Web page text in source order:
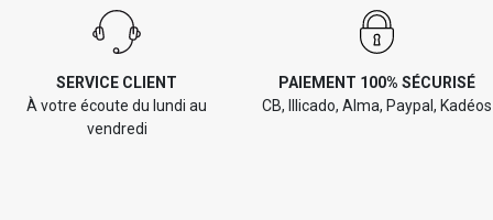
SERVICE CLIENT
À votre écoute du lundi au
vendredi
PAIEMENT 100% SÉCURISÉ
CB, Illicado, Alma, Paypal, Kadéos